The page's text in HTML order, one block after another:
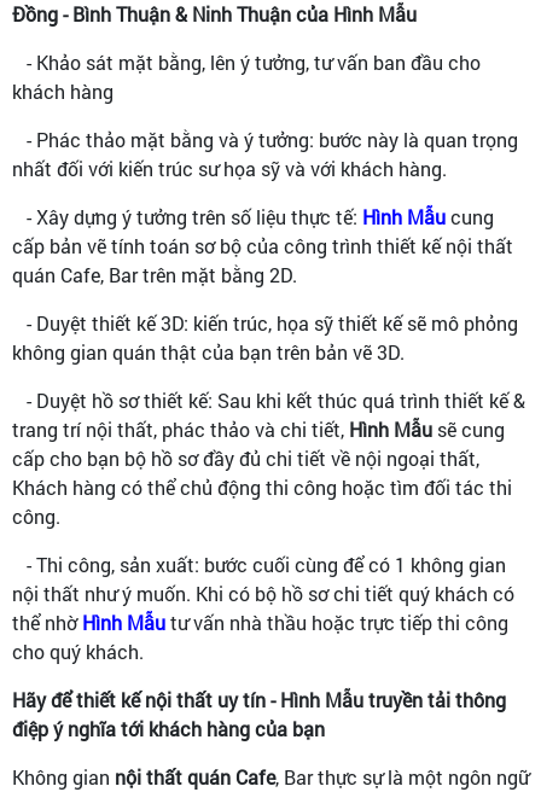
Đồng - Bình Thuận & Ninh Thuận của Hình Mẫu
- Khảo sát mặt bằng, lên ý tưởng, tư vấn ban đầu cho
khách hàng
- Phác thảo mặt bằng và ý tưởng: bước này là quan trọng
nhất đối với kiến trúc sư họa sỹ và với khách hàng.
- Xây dựng ý tưởng trên số liệu thực tế: Hình Mẫucung
cấp bản vẽ tính toán sơ bộ của công trình thiết kế nội thất
quán Cafe, Bar trên mặt bằng 2D.
- Duyệt thiết kế 3D: kiến trúc, họa sỹ thiết kế sẽ mô phỏng
không gian quán thật của bạn trên bản vẽ 3D.
- Duyệt hồ sơ thiết kế: Sau khi kết thúc quá trình thiết kế &
trang trí nội thất, phác thảo và chi tiết, Hình Mẫu sẽ cung
cấp cho bạn bộ hồ sơ đầy đủ chi tiết về nội ngoại thất,
Khách hàng có thể chủ động thi công hoặc tìm đối tác thi
công.
- Thi công, sản xuất: bước cuối cùng để có 1 không gian
nội thất như ý muốn. Khi có bộ hồ sơ chi tiết quý khách có
thể nhờHình Mẫutư vấn nhà thầu hoặc trực tiếp thi công
cho quý khách.
Hãy để thiết kế nội thất uy tín - Hình Mẫu truyền tải thông
điệp ý nghĩa tới khách hàng của bạn
Không gian nội thất quán Cafe, Bar thực sự là một ngôn ngữ